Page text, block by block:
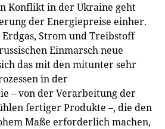
Konflikt in der Ukraine geht
der Energiepreise einher.
Strom und Treibstoff
Einmarsch neue
das mit den mitunter sehr
in der
– von der Verarbeitung der
fertiger Produkte –, die den
Maße erforderlich machen,